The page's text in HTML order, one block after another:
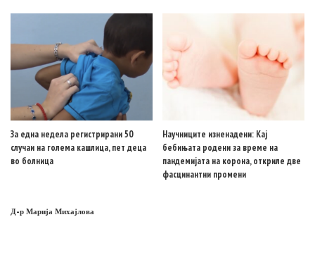
За една недела регистрирани 50
случаи на голема кашлица, пет деца
во болница
Научниците изненадени: Кај
бебињата родени за време на
пандемијата на корона, откриле две
фасцинантни промени
Д-р Марија Михајлова